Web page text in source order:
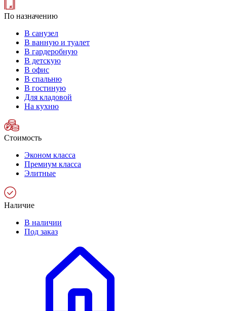
По назначению
В санузел
В ванную и туалет
В гардеробную
В детскую
В офис
В спальню
В гостиную
Для кладовой
На кухню
Стоимость
Эконом класса
Премиум класса
Элитные
Наличие
В наличии
Под заказ